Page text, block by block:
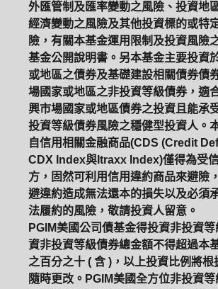
外匯管制及匯率變動之風險、投資地
經濟變動之風險及其他投資標的或特
險，有關本基金運用限制及投資風險
基金公開說明書。另本基金主要投資
或地區之債券及基礎建設相關債券債
場國家或地區之非投資等級債券，適
興市場國家或地區債券之投資且能承
投資等級債券風險之穩健型投資人。
自信用相關金融商品(CDS (Credit
CDX Index與Itraxx Index)僅得為受
方，固然可利用信用違約商品來避險
避違約造成無法還本的損失以及必須
法履約的風險，敬請投資人留意。
PGIM美國公司債基金得投資非投資
資非投資等級債券總金額不得超過本
之百分之十 ( 含 )，以上投資比例將根
隨時更改。PGIM美國全方位非投資等